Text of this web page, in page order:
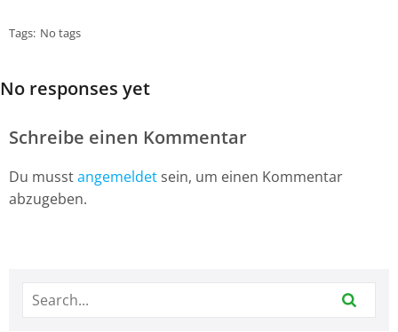
Tags: No tags
No responses yet
Schreibe einen Kommentar
Du musstangemeldet sein, um einen Kommentar
abzugeben.